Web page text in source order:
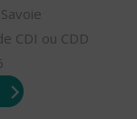
CDI ou CDD